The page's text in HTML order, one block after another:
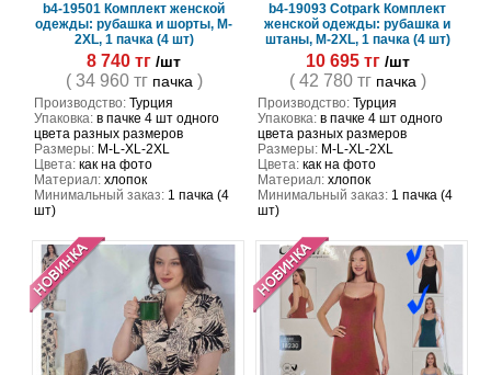
b4-19501 Комплект женской
одежды: рубашка и шорты, M-
2XL, 1 пачка (4 шт)
8 740 тг /шт
( 34 960 тг пачка )
Производство:Турция
Упаковка:в пачке 4 шт одного
цвета разных размеров
Размеры:M-L-XL-2XL
Цвета:как на фото
Материал:хлопок
Минимальный заказ:1 пачка (4
шт)
b4-19093 Cotpark Комплект
женской одежды: рубашка и
штаны, M-2XL, 1 пачка (4 шт)
10 695 тг /шт
( 42 780 тг пачка )
Производство:Турция
Упаковка:в пачке 4 шт одного
цвета разных размеров
Размеры:M-L-XL-2XL
Цвета:как на фото
Материал:хлопок
Минимальный заказ:1 пачка (4
шт)